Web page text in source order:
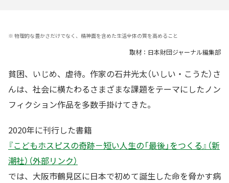
※ 物理的な豊かさだけでなく、精神面を含めた生活全体の質を高めること
取材：日本財団ジャーナル編集部
貧困、いじめ、虐待。作家の石井光太（いしい・こうた）さ
んは、社会に横たわるさまざまな課題をテーマにしたノン
フィクション作品を多数手掛けてきた。
2020年に刊行した書籍
『こどもホスピスの奇跡－短い人生の「最後」をつくる』（新
潮社）（外部リンク）
では、大阪市鶴見区に日本で初めて誕生した命を脅かす病